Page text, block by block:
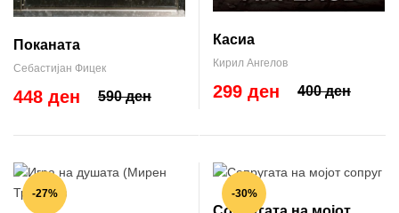
Поканата
Себастијан Фицек
590 ден
448 ден
Касиа
Кирил Ангелов
400 ден
299 ден
-27% -30%